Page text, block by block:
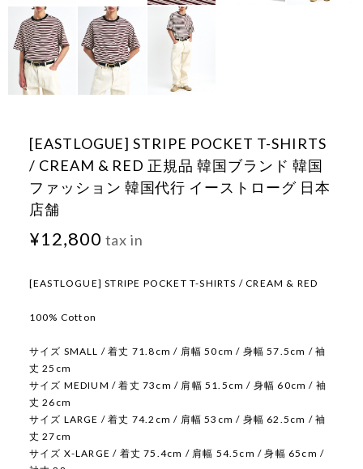
[EASTLOGUE] STRIPE POCKET T-SHIRTS
/ CREAM & RED 正規品 韓国ブランド 韓国
ファッション 韓国代行 イーストローグ 日本
店舗
¥12,800 tax in
[EASTLOGUE] STRIPE POCKET T-SHIRTS / CREAM & RED
100% Cotton
サイズ SMALL / 着丈 71.8cm / 肩幅 50cm / 身幅 57.5cm / 袖
丈 25cm
サイズ MEDIUM / 着丈 73cm / 肩幅 51.5cm / 身幅 60cm / 袖
丈 26cm
サイズ LARGE / 着丈 74.2cm / 肩幅 53cm / 身幅 62.5cm / 袖
丈 27cm
サイズ X-LARGE / 着丈 75.4cm / 肩幅 54.5cm / 身幅 65cm /